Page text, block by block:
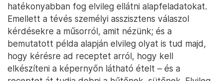
hatékonyabban fog elvileg ellátni alapfeladatokat.
Emellett a tévés személyi asszisztens válaszol
kérdésekre a műsorról, amit nézünk; és a
bemutatott példa alapján elvileg olyat is tud majd,
hogy kérésre ad receptet arról, hogy kell
elkészíteni a képernyőn látható ételt – és a